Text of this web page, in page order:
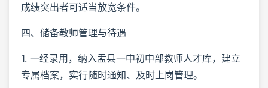
成绩突出者可适当放宽条件。
四、储备教师管理与待遇
1. 一经录用，纳入盂县一中初中部教师人才库，建立
专属档案，实行随时通知、及时上岗管理。